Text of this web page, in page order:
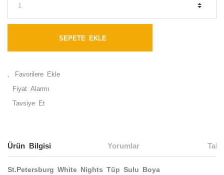
SEPETE EKLE
Fiyat Alarmı
Tavsiye Et
Ürün Bilgisi Yorumlar
St.Petersburg White Nights Tüp Sulu Boya